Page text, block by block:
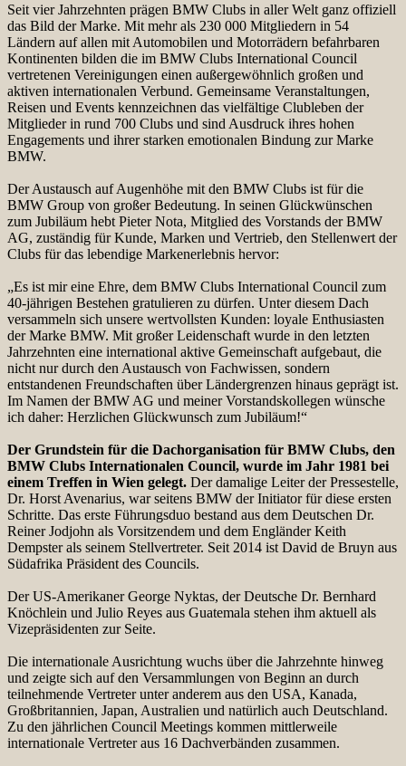
Seit vier Jahrzehnten prägen BMW Clubs in aller Welt ganz offiziell
das Bild der Marke. Mit mehr als 230 000 Mitgliedern in 54
Ländern auf allen mit Automobilen und Motorrädern befahrbaren
Kontinenten bilden die im BMW Clubs International Council
vertretenen Vereinigungen einen außergewöhnlich großen und
aktiven internationalen Verbund. Gemeinsame Veranstaltungen,
Reisen und Events kennzeichnen das vielfältige Clubleben der
Mitglieder in rund 700 Clubs und sind Ausdruck ihres hohen
Engagements und ihrer starken emotionalen Bindung zur Marke
BMW.
Der Austausch auf Augenhöhe mit den BMW Clubs ist für die
BMW Group von großer Bedeutung. In seinen Glückwünschen
zum Jubiläum hebt Pieter Nota, Mitglied des Vorstands der BMW
AG, zuständig für Kunde, Marken und Vertrieb, den Stellenwert der
Clubs für das lebendige Markenerlebnis hervor:
„Es ist mir eine Ehre, dem BMW Clubs International Council zum
40-jährigen Bestehen gratulieren zu dürfen. Unter diesem Dach
versammeln sich unsere wertvollsten Kunden: loyale Enthusiasten
der Marke BMW. Mit großer Leidenschaft wurde in den letzten
Jahrzehnten eine international aktive Gemeinschaft aufgebaut, die
nicht nur durch den Austausch von Fachwissen, sondern
entstandenen Freundschaften über Ländergrenzen hinaus geprägt ist.
Im Namen der BMW AG und meiner Vorstandskollegen wünsche
ich daher: Herzlichen Glückwunsch zum Jubiläum!“
Der Grundstein für die Dachorganisation für BMW Clubs, den
BMW Clubs Internationalen Council, wurde im Jahr 1981 bei
einem Treffen in Wien gelegt. Der damalige Leiter der Pressestelle,
Dr. Horst Avenarius, war seitens BMW der Initiator für diese ersten
Schritte. Das erste Führungsduo bestand aus dem Deutschen Dr.
Reiner Jodjohn als Vorsitzendem und dem Engländer Keith
Dempster als seinem Stellvertreter. Seit 2014 ist David de Bruyn aus
Südafrika Präsident des Councils.
Der US-Amerikaner George Nyktas, der Deutsche Dr. Bernhard
Knöchlein und Julio Reyes aus Guatemala stehen ihm aktuell als
Vizepräsidenten zur Seite.
Die internationale Ausrichtung wuchs über die Jahrzehnte hinweg
und zeigte sich auf den Versammlungen von Beginn an durch
teilnehmende Vertreter unter anderem aus den USA, Kanada,
Großbritannien, Japan, Australien und natürlich auch Deutschland.
Zu den jährlichen Council Meetings kommen mittlerweile
internationale Vertreter aus 16 Dachverbänden zusammen.